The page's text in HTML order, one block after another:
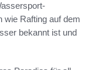
wie Rafting auf dem
bekannt ist und